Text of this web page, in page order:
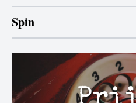
Spin